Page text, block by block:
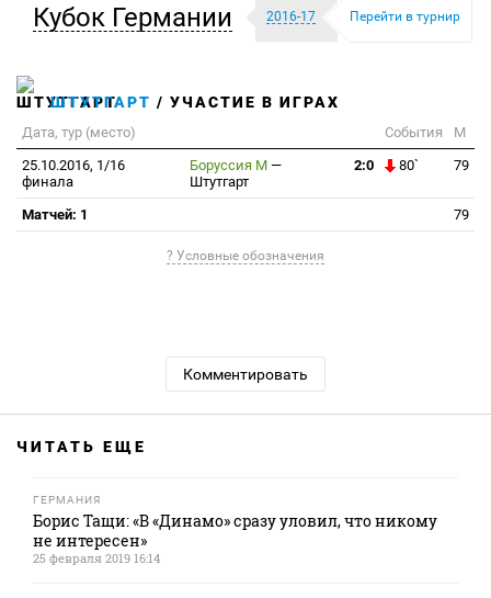
Кубок Германии 2016-17 Перейти в турнир
ШТУТГАРТ / УЧАСТИЕ В ИГРАХ
Дата, тур (место) События
М
25.10.2016, 1/16
финала
Боруссия М —
Штутгарт
2:0 80` 79
Матчей: 1 79
? Условные обозначения
Комментировать
ЧИТАТЬ ЕЩЕ
ГЕРМАНИЯ
Борис Тащи: «В «Динамо» сразу уловил, что никому
не интересен»
25 февраля 2019 16:14